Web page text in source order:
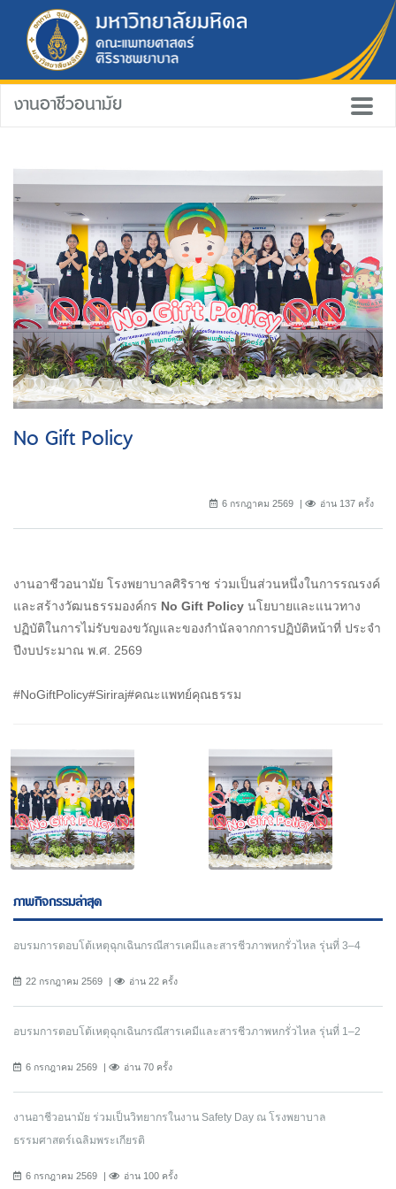
งานอาชีวอนามัย
No Gift Policy
6 กรกฎาคม 2569 อ่าน 137 ครั้ง
งานอาชีวอนามัย โรงพยาบาลศิริราช ร่วมเป็นส่วนหนึ่งในการรณรงค์
และสร้างวัฒนธรรมองค์กร No Gift Policy นโยบายและแนวทาง
ปฏิบัติในการไม่รับของขวัญและของกำนัลจากการปฏิบัติหน้าที่ ประจำ
ปีงบประมาณ พ.ศ. 2569
#NoGiftPolicy#Siriraj#คณะแพทย์คุณธรรม
ภาพกิจกรรมล่าสุด
อบรมการตอบโต้เหตุฉุกเฉินกรณีสารเคมีและสารชีวภาพหกรั่วไหล รุ่นที่ 3–4
22 กรกฎาคม 2569 อ่าน 22 ครั้ง
อบรมการตอบโต้เหตุฉุกเฉินกรณีสารเคมีและสารชีวภาพหกรั่วไหล รุ่นที่ 1–2
6 กรกฎาคม 2569 อ่าน 70 ครั้ง
งานอาชีวอนามัย ร่วมเป็นวิทยากรในงาน Safety Day ณ โรงพยาบาล
ธรรมศาสตร์เฉลิมพระเกียรติ
6 กรกฎาคม 2569 อ่าน 100 ครั้ง